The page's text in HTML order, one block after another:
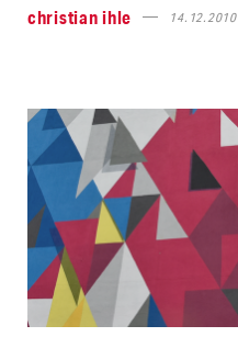
christian ihle
14.12.2010